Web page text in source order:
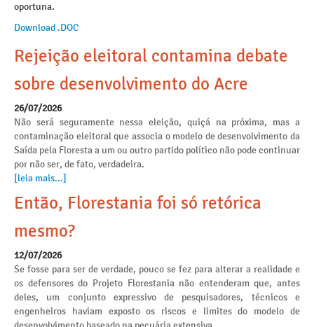
oportuna.
Download .DOC
Rejeição eleitoral contamina debate
sobre desenvolvimento do Acre
26/07/2026
Não será seguramente nessa eleição, quiçá na próxima, mas a
contaminação eleitoral que associa o modelo de desenvolvimento da
Saída pela Floresta a um ou outro partido político não pode continuar
por não ser, de fato, verdadeira.
[leia mais...]
Então, Florestania foi só retórica
mesmo?
12/07/2026
Se fosse para ser de verdade, pouco se fez para alterar a realidade e
os defensores do Projeto Florestania não entenderam que, antes
deles, um conjunto expressivo de pesquisadores, técnicos e
engenheiros haviam exposto os riscos e limites do modelo de